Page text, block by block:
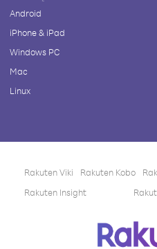
Android
iPhone & iPad
Windows PC
Mac
Linux
Rakuten Viki Rakuten Kobo
Rakuten Insight